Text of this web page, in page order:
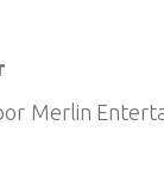
Merlin